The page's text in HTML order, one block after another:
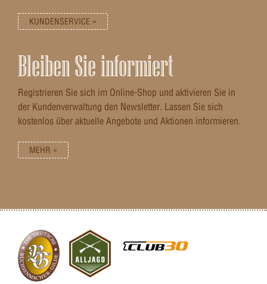
KUNDENSERVICE »
Bleiben Sie informiert
Registrieren Sie sich im Online-Shop und aktivieren Sie in
der Kundenverwaltung den Newsletter. Lassen Sie sich
kostenlos über aktuelle Angebote und Aktionen informieren.
MEHR »